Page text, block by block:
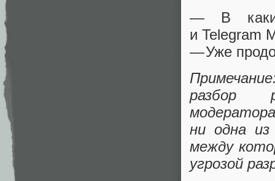
— В
и Telegram
— Уже
разбор
ни одна
между
угрозой